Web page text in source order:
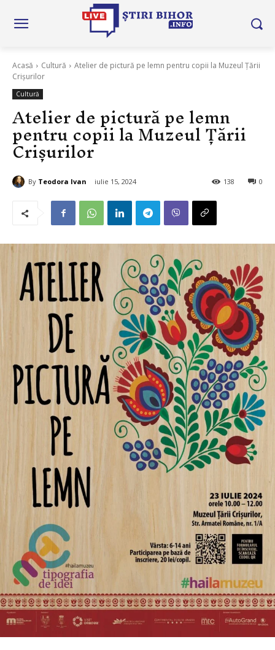
Acasă Cultură
Atelier de pictură pe lemn pentru copii la Muzeul Țării
Crișurilor
Cultură
Atelier de pictură pe lemn
pentru copii la Muzeul Țării
Crișurilor
By Teodora Ivan iulie 15, 2024 0
138